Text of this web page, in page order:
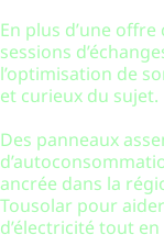
En plus d’une
sessions
l’optimisation de
et curieux du sujet.
Des panneaux
ancrée dans la
Tousolar pour
d’électricité tout